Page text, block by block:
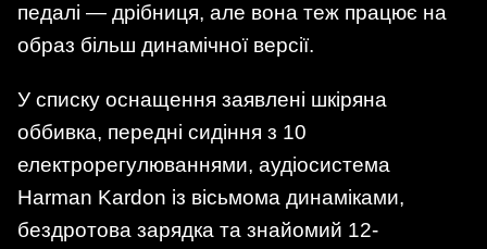
педалі — дрібниця, але вона теж працює на
образ більш динамічної версії.
У списку оснащення заявлені шкіряна
оббивка, передні сидіння з 10
електрорегулюваннями, аудіосистема
Harman Kardon із вісьмома динаміками,
бездротова зарядка та знайомий 12-